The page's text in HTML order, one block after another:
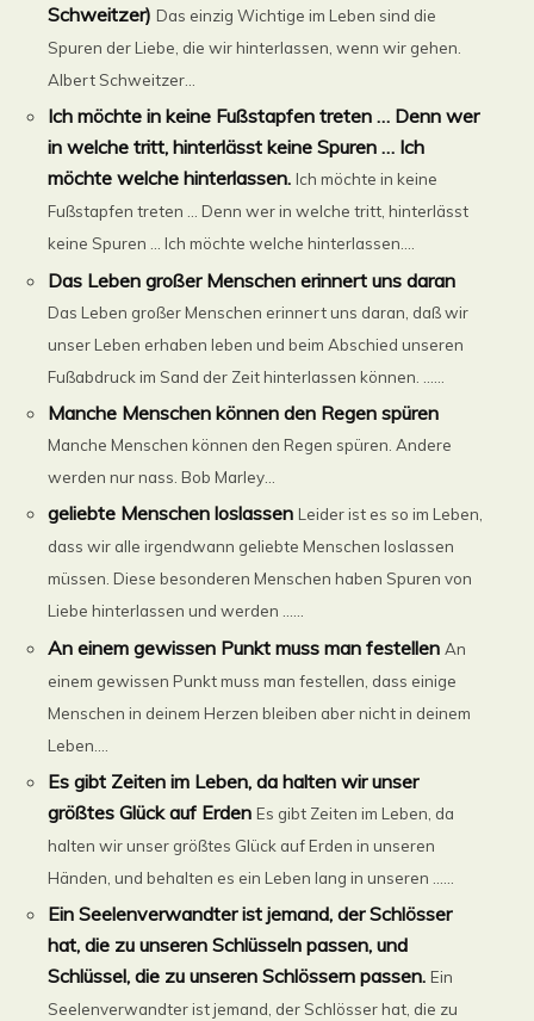
Schweitzer) Das einzig Wichtige im Leben sind die
Spuren der Liebe, die wir hinterlassen, wenn wir gehen.
Albert Schweitzer...
Ich möchte in keine Fußstapfen treten … Denn wer
in welche tritt, hinterlässt keine Spuren … Ich
möchte welche hinterlassen. Ich möchte in keine
Fußstapfen treten … Denn wer in welche tritt, hinterlässt
keine Spuren … Ich möchte welche hinterlassen....
Das Leben großer Menschen erinnert uns daran
Das Leben großer Menschen erinnert uns daran, daß wir
unser Leben erhaben leben und beim Abschied unseren
Fußabdruck im Sand der Zeit hinterlassen können. ......
Manche Menschen können den Regen spüren
Manche Menschen können den Regen spüren. Andere
werden nur nass. Bob Marley...
geliebte Menschen loslassen Leider ist es so im Leben,
dass wir alle irgendwann geliebte Menschen loslassen
müssen. Diese besonderen Menschen haben Spuren von
Liebe hinterlassen und werden ......
An einem gewissen Punkt muss man festellen An
einem gewissen Punkt muss man festellen, dass einige
Menschen in deinem Herzen bleiben aber nicht in deinem
Leben....
Es gibt Zeiten im Leben, da halten wir unser
größtes Glück auf Erden Es gibt Zeiten im Leben, da
halten wir unser größtes Glück auf Erden in unseren
Händen, und behalten es ein Leben lang in unseren ......
Ein Seelenverwandter ist jemand, der Schlösser
hat, die zu unseren Schlüsseln passen, und
Schlüssel, die zu unseren Schlössern passen. Ein
Seelenverwandter ist jemand, der Schlösser hat, die zu